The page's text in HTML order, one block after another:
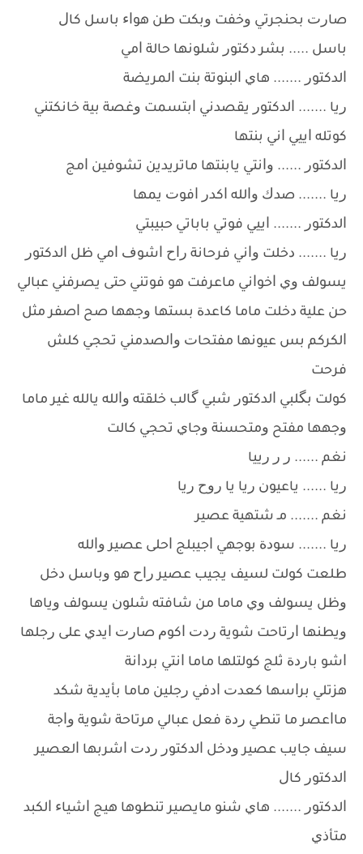
ﺻﺎﺭﺕ ﺑﺤﻨﺠﺮﺗﻲ ﻭﺧﻔﺖ ﻭﺑﻜﺖ ﻃﻦ ﻫﻮﺍﺀ ﺑﺎﺳﻞ ﻛﺎﻝ
ﺑﺎﺳﻞ ..... ﺑﺸﺮ ﺩﻛﺘﻮﺭ ﺷﻠﻮﻧﻬﺎ ﺣﺎﻟﺔ ﺍﻣﻲ
ﺍﻟﺪﻛﺘﻮﺭ ....... ﻫﺎﻱ ﺍﻟﺒﻨﻮﺗﺔ ﺑﻨﺖ ﺍﻟﻤﺮﻳﻀﺔ
ﺭﻳﺎ ....... ﺍﻟﺪﻛﺘﻮﺭ ﻳﻘﺼﺪﻧﻲ ﺍﺑﺘﺴﻤﺖ ﻭﻏﺼﺔ ﺑﻴﺔ ﺧﺎﻧﻜﺘﻨﻲ
ﻛﻮﺗﻠﻪ ﺍﻳﻴﻲ ﺍﻧﻲ ﺑﻨﺘﻬﺎ
ﺍﻟﺪﻛﺘﻮﺭ ...... ﻭﺍﻧﺘﻲ ﻳﺎﺑﻨﺘﻬﺎ ﻣﺎﺗﺮﻳﺪﻳﻦ ﺗﺸﻮﻓﻴﻦ ﺍﻣﺞ
ﺭﻳﺎ ....... ﺻﺪﻙ ﻭﺍﻟﻠﻪ ﺍﻛﺪﺭ ﺍﻓﻮﺕ ﻳﻤﻬﺎ
ﺍﻟﺪﻛﺘﻮﺭ ....... ﺍﻳﻴﻲ ﻓﻮﺗﻲ ﺑﺎﺑﺎﺗﻲ ﺣﺒﻴﺒﺘﻲ
ﺭﻳﺎ ....... ﺩﺧﻠﺖ ﻭﺍﻧﻲ ﻓﺮﺣﺎﻧﺔ ﺭﺍﺡ ﺍﺷﻮﻑ ﺍﻣﻲ ﻇﻞ ﺍﻟﺪﻛﺘﻮﺭ
ﻳﺴﻮﻟﻒ ﻭﻱ ﺍﺧﻮﺍﻧﻲ ﻣﺎﻋﺮﻓﺖ ﻫﻮ ﻓﻮﺗﻨﻲ ﺣﺘﻰ ﻳﺼﺮﻓﻨﻲ ﻋﺒﺎﻟﻲ
ﺣﻦ ﻋﻠﻴﺔ ﺩﺧﻠﺖ ﻣﺎﻣﺎ ﻛﺎﻋﺪﺓ ﺑﺴﺘﻬﺎ ﻭﺟﻬﻬﺎ ﺻﺢ ﺍﺻﻔﺮ ﻣﺜﻞ
ﺍﻟﻜﺮﻛﻢ ﺑﺲ ﻋﻴﻮﻧﻬﺎ ﻣﻔﺘﺤﺎﺕ ﻭﺍﻟﺼﺪﻣﻨﻲ ﺗﺤﺠﻲ ﻛﻠﺶ
ﻓﺮﺣﺖ
ﻛﻮﻟﺖ ﺑﮕﻠﺒﻲ ﺍﻟﺪﻛﺘﻮﺭ ﺷﺒﻲ ﮔﺎﻟﺐ ﺧﻠﻘﺘﻪ ﻭﺍﻟﻠﻪ ﻳﺎﻟﻠﻪ ﻏﻴﺮ ﻣﺎﻣﺎ
ﻭﺟﻬﻬﺎ ﻣﻔﺘﺢ ﻭﻣﺘﺤﺴﻨﺔ ﻭﺟﺎﻱ ﺗﺤﺠﻲ ﻛﺎﻟﺖ
ﻧﻐﻢ ...... ﺭ ﺭ ﺭﻳﻴﺎ
ﺭﻳﺎ ...... ﻳﺎﻋﻴﻮﻥ ﺭﻳﺎ ﻳﺎ ﺭﻭﺡ ﺭﻳﺎ
ﻧﻐﻢ ....... ﻣـ ﺷﺘﻬﻴﺔ ﻋﺼﻴﺮ
ﺭﻳﺎ ....... ﺳﻮﺩﺓ ﺑﻮﺟﻬﻲ ﺍﺟﻴﺒﻠﺞ ﺍﺣﻠﻰ ﻋﺼﻴﺮ ﻭﺍﻟﻠﻪ
ﻃﻠﻌﺖ ﻛﻮﻟﺖ ﻟﺴﻴﻒ ﻳﺠﻴﺐ ﻋﺼﻴﺮ ﺭﺍﺡ ﻫﻮ ﻭﺑﺎﺳﻞ ﺩﺧﻞ
ﻭﻇﻞ ﻳﺴﻮﻟﻒ ﻭﻱ ﻣﺎﻣﺎ ﻣﻦ ﺷﺎﻓﺘﻪ ﺷﻠﻮﻥ ﻳﺴﻮﻟﻒ ﻭﻳﺎﻫﺎ
ﻭﻳﻄﻨﻬﺎ ﺍﺭﺗﺎﺣﺖ ﺷﻮﻳﺔ ﺭﺩﺕ ﺍﻛﻮﻡ ﺻﺎﺭﺕ ﺍﻳﺪﻱ ﻋﻠﻰ ﺭﺟﻠﻬﺎ
ﺍﺷﻮ ﺑﺎﺭﺩﺓ ﺛﻠﺞ ﻛﻮﻟﺘﻠﻬﺎ ﻣﺎﻣﺎ ﺍﻧﺘﻲ ﺑﺮﺩﺍﻧﺔ
ﻫﺰﺗﻠﻲ ﺑﺮﺍﺳﻬﺎ ﻛﻌﺪﺕ ﺍﺩﻓﻲ ﺭﺟﻠﻴﻦ ﻣﺎﻣﺎ ﺑﺄﻳﺪﻳﺔ ﺷﻜﺪ
ﻣﺎﺍﻋﺼﺮ ﻣﺎ ﺗﻨﻄﻲ ﺭﺩﺓ ﻓﻌﻞ ﻋﺒﺎﻟﻲ ﻣﺮﺗﺎﺣﺔ ﺷﻮﻳﺔ ﻭﺍﺟﺔ
ﺳﻴﻒ ﺟﺎﻳﺐ ﻋﺼﻴﺮ ﻭﺩﺧﻞ ﺍﻟﺪﻛﺘﻮﺭ ﺭﺩﺕ ﺍﺷﺮﺑﻬﺎ ﺍﻟﻌﺼﻴﺮ
ﺍﻟﺪﻛﺘﻮﺭ ﻛﺎﻝ
ﺍﻟﺪﻛﺘﻮﺭ ....... ﻫﺎﻱ ﺷﻨﻮ ﻣﺎﻳﺼﻴﺮ ﺗﻨﻄﻮﻫﺎ ﻫﻴﺞ ﺍﺷﻴﺎﺀ ﺍﻟﻜﺒﺪ
ﻣﺘﺄﺫﻱ